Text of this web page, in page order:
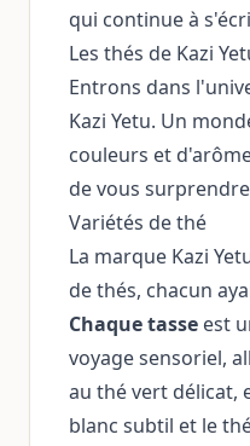
qui continue à
Les thés de Kazi
Entrons dans
Kazi Yetu. Un
couleurs et
de vous
Variétés de thé
La marque Kazi
de thés, chacun
Chaque tasse est
voyage sensoriel,
au thé vert délicat,
blanc subtil et le